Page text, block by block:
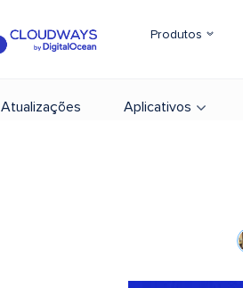
Produtos
Atualizações Aplicativos